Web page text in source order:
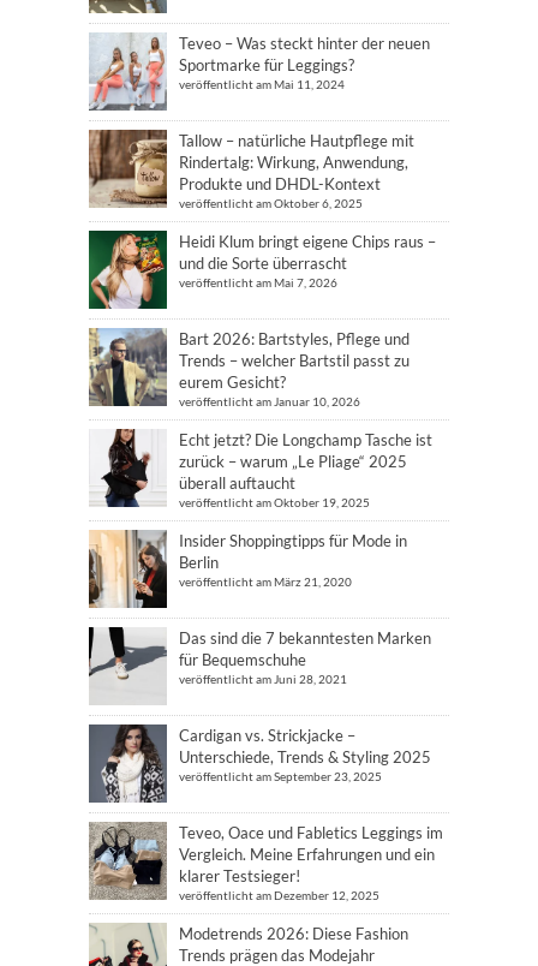
Teveo – Was steckt hinter der neuen
Sportmarke für Leggings?
veröffentlicht am Mai 11, 2024
Tallow – natürliche Hautpflege mit
Rindertalg: Wirkung, Anwendung,
Produkte und DHDL-Kontext
veröffentlicht am Oktober 6, 2025
Heidi Klum bringt eigene Chips raus –
und die Sorte überrascht
veröffentlicht am Mai 7, 2026
Bart 2026: Bartstyles, Pflege und
Trends – welcher Bartstil passt zu
eurem Gesicht?
veröffentlicht am Januar 10, 2026
Echt jetzt? Die Longchamp Tasche ist
zurück – warum „Le Pliage“ 2025
überall auftaucht
veröffentlicht am Oktober 19, 2025
Insider Shoppingtipps für Mode in
Berlin
veröffentlicht am März 21, 2020
Das sind die 7 bekanntesten Marken
für Bequemschuhe
veröffentlicht am Juni 28, 2021
Cardigan vs. Strickjacke –
Unterschiede, Trends & Styling 2025
veröffentlicht am September 23, 2025
Teveo, Oace und Fabletics Leggings im
Vergleich. Meine Erfahrungen und ein
klarer Testsieger!
veröffentlicht am Dezember 12, 2025
Modetrends 2026: Diese Fashion
Trends prägen das Modejahr